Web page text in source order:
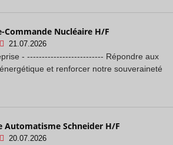
Nucléaire H/F
21.07.2026
- -------------------------- Répondre aux
et renforcer notre souveraineté
Automatisme Schneider H/F
20.07.2026